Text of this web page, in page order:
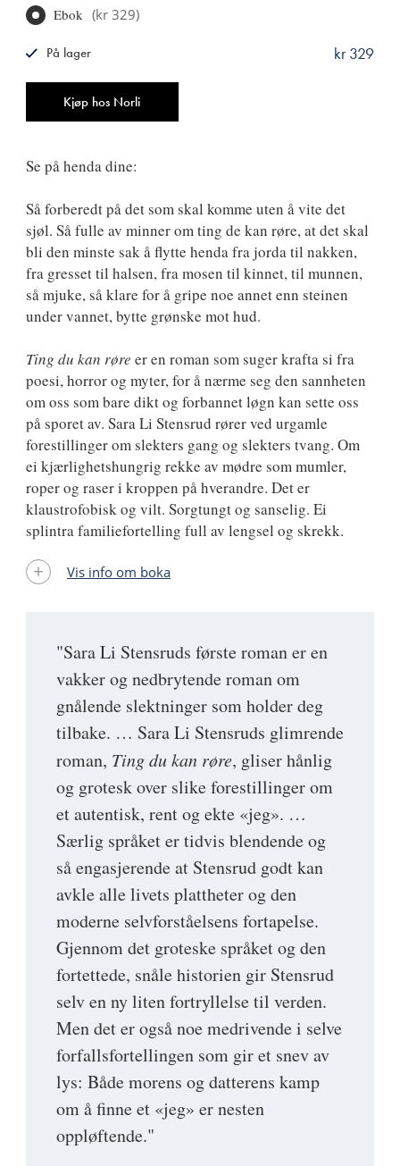
Ebok (kr 329)
Kjøp hos Norli
kr 329
På lager
"Sara Li Stensruds første roman er en
vakker og nedbrytende roman om
gnålende slektninger som holder deg
tilbake. … Sara Li Stensruds glimrende
roman, Ting du kan røre, gliser hånlig
og grotesk over slike forestillinger om
et autentisk, rent og ekte «jeg». …
Særlig språket er tidvis blendende og
så engasjerende at Stensrud godt kan
avkle alle livets plattheter og den
moderne selvforståelsens fortapelse.
Gjennom det groteske språket og den
fortettede, snåle historien gir Stensrud
selv en ny liten fortryllelse til verden.
Men det er også noe medrivende i selve
forfallsfortellingen som gir et snev av
lys: Både morens og datterens kamp
om å finne et «jeg» er nesten
oppløftende."
Se på henda dine:
Så forberedt på det som skal komme uten å vite det
sjøl. Så fulle av minner om ting de kan røre, at det skal
bli den minste sak å flytte henda fra jorda til nakken,
fra gresset til halsen, fra mosen til kinnet, til munnen,
så mjuke, så klare for å gripe noe annet enn steinen
under vannet, bytte grønske mot hud.
Ting du kan røre er en roman som suger krafta si fra
poesi, horror og myter, for å nærme seg den sannheten
om oss som bare dikt og forbannet løgn kan sette oss
på sporet av. Sara Li Stensrud rører ved urgamle
forestillinger om slekters gang og slekters tvang. Om
ei kjærlighetshungrig rekke av mødre som mumler,
roper og raser i kroppen på hverandre. Det er
klaustrofobisk og vilt. Sorgtungt og sanselig. Ei
splintra familiefortelling full av lengsel og skrekk.
Vis info om boka